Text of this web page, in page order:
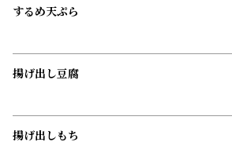
するめ天ぷら
揚げ出し豆腐
揚げ出しもち